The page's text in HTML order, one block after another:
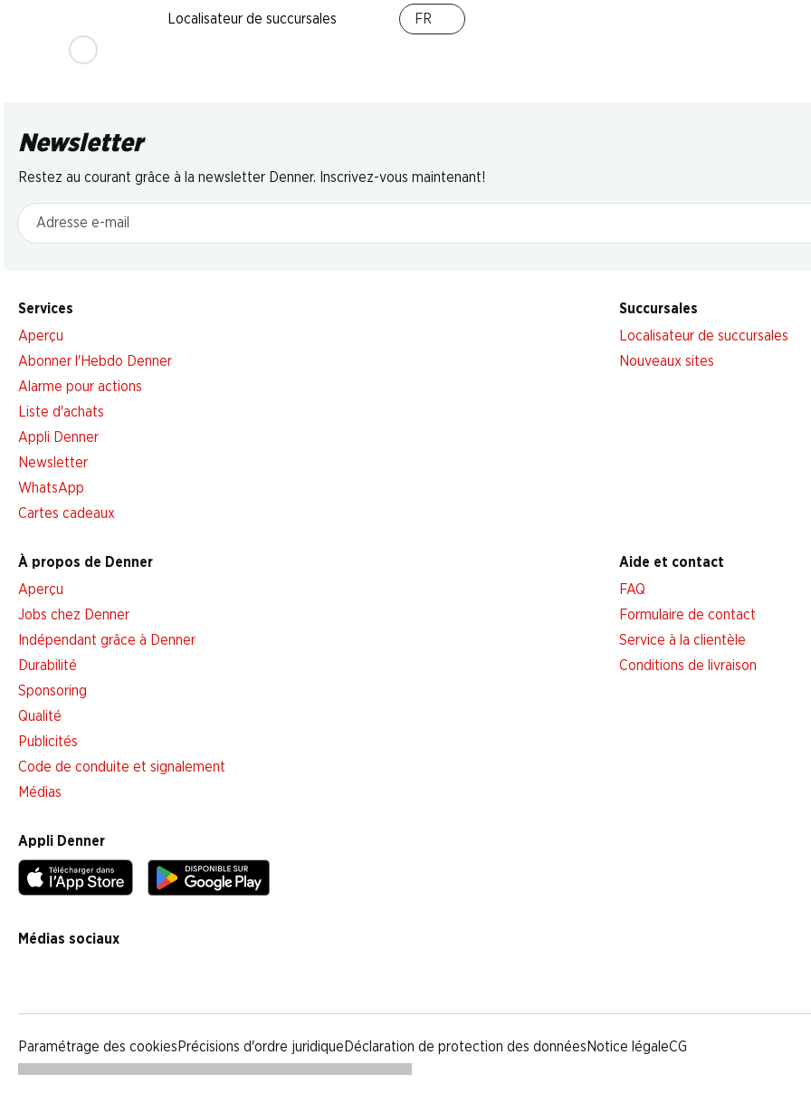
Localisateur de succursales FR
Newsletter
Restez au courant grâce à la newsletter Denner. Inscrivez-vous maintenant!
Adresse e-mail
Services
Aperçu
Abonner l'Hebdo Denner
Alarme pour actions
Liste d'achats
Appli Denner
Newsletter
WhatsApp
Cartes cadeaux
Succursales
Localisateur de succursales
Nouveaux sites
À propos de Denner
Aperçu
Jobs chez Denner
Indépendant grâce à Denner
Durabilité
Sponsoring
Qualité
Publicités
Code de conduite et signalement
Médias
Aide et contact
FAQ
Formulaire de contact
Service à la clientèle
Conditions de livraison
Appli Denner
Médias sociaux
Paramétrage des cookies Précisions d'ordre juridique Déclaration de protection des données Notice légaleCG